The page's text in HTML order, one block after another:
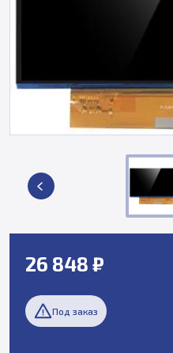
26 848 ₽
Под заказ